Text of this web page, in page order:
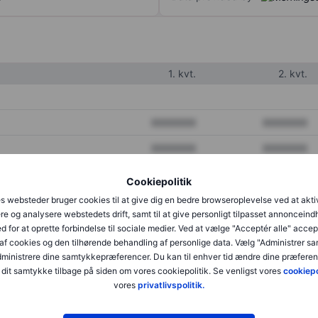
Cookiepolitik
websteder bruger cookies til at give dig en bedre browseroplevelse ved at
og analysere webstedets drift, samt til at give personligt tilpasset
for at oprette forbindelse til sociale medier. Ved at vælge "Acceptér alle"
cookies og den tilhørende behandling af personlige data. Vælg "Administrer
dine samtykkepræferencer. Du kan til enhver tid ændre dine
samtykke tilbage på siden om vores cookiepolitik. Se venligst vores
vores privatlivspolitik.
1. kvt. 2. kvt.
XXXXXXX XXXXXXX
XXXXXXX